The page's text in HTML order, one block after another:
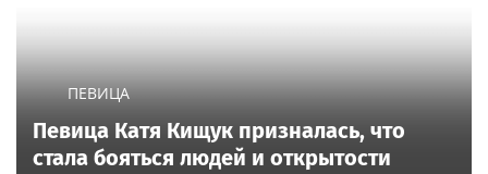
ПЕВИЦА
Певица Катя Кищук призналась, что
стала бояться людей и открытости